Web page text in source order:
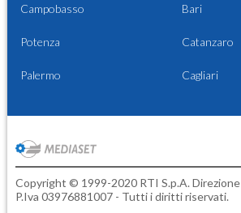
Campobasso Bari
Potenza Catanzaro
Palermo Cagliari
Copyright © 1999-2020 RTI S.p.A.
P.Iva 03976881007 - Tutti i diritti riservati.